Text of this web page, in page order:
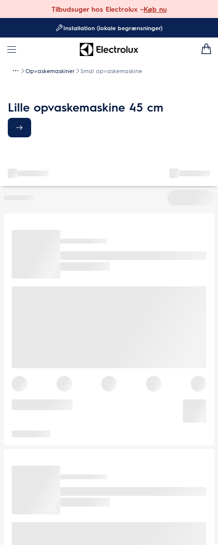
Tilbudsuger hos Electrolux –Køb nu
Installation (lokale begrænsninger)
Opvaskemaskiner Smal opvaskemaskine
Lille opvaskemaskine 45 cm